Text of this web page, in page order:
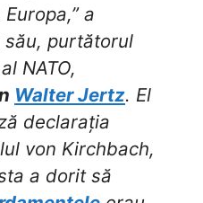
a
purtătorul
NATO,
Walter Jertz. El
declarația
von Kirchbach,
a dorit să